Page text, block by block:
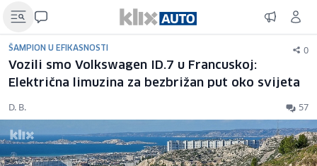
ŠAMPION U EFIKASNOSTI 0
Vozili smo Volkswagen ID.7 u Francuskoj:
Električna limuzina za bezbrižan put oko svijeta
D. B. 57